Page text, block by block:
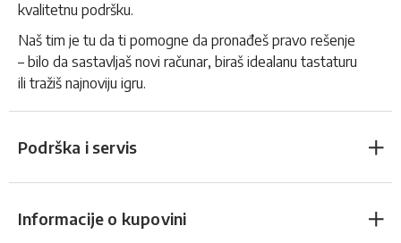
kvalitetnu podršku.
Naš tim je tu da ti pomogne da pronađeš pravo rešenje
– bilo da sastavljaš novi računar, biraš idealanu tastaturu
ili tražiš najnoviju igru.
Podrška i servis
Informacije o kupovini